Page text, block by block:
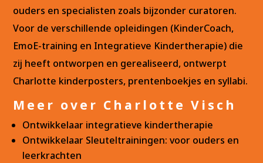
ouders en specialisten zoals bijzonder curatoren.
Voor de verschillende opleidingen (KinderCoach,
EmoE-training en Integratieve Kindertherapie) die
zij heeft ontworpen en gerealiseerd, ontwerpt
Charlotte kinderposters, prentenboekjes en syllabi.
Meer over Charlotte Visch
Ontwikkelaar integratieve kindertherapie
Ontwikkelaar Sleuteltrainingen: voor ouders en
leerkrachten